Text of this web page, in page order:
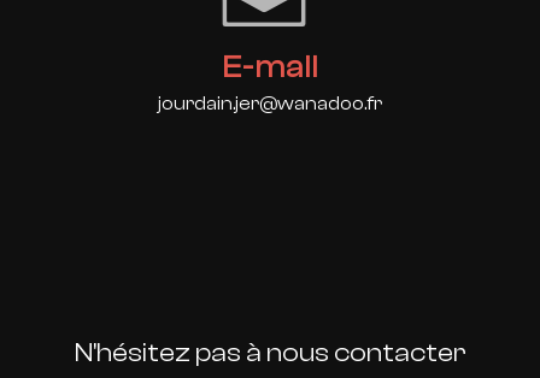
E-mail
jourdain.jer@wanadoo.fr
N'hésitez pas à nous contacter